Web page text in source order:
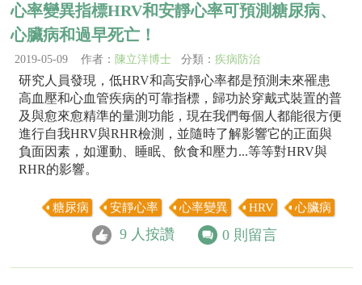
心率變異指標HRV和安靜心率可預測糖尿病、
心臟病和過早死亡！
2019-05-09 作者： 陳立洋博士 分類： 疾病防治
研究人員發現，低HRV和高安靜心率都是預測未來罹患
高血壓和心血管疾病的可靠指標，歸功於穿戴式裝置的普
及與愈來愈精準的量測功能，現在我們每個人都能很方便
進行自我HRV與RHR檢測，並隨時了解影響它的正面與
負面因素，如運動、睡眠、飲食和壓力...等等對HRV與
RHR的影響。
糖尿病 安靜心率 心率變異 HRV 心臟病
9 人按讚 0 則留言